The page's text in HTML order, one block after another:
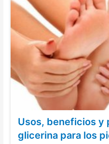
Usos, beneficios y
glicerina para los